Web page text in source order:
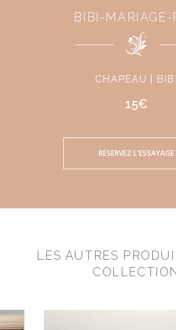
BIBI-MARIAGE-
CHAPEAU | BIBI
15€
RÉSERVEZ L'ESSAYAGE
LES AUTRES